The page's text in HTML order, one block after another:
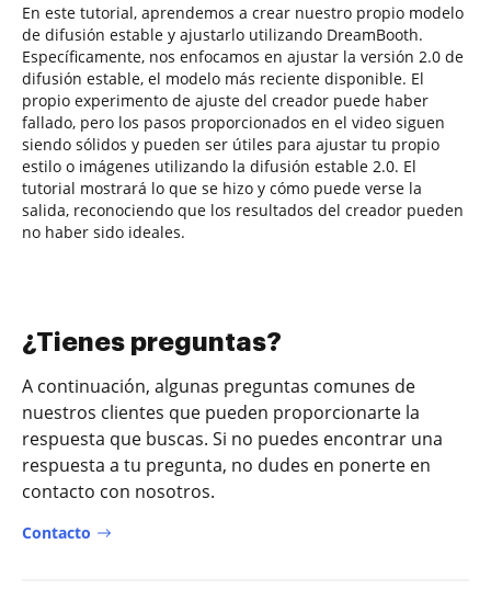
En este tutorial, aprendemos a crear nuestro propio modelo
de difusión estable y ajustarlo utilizando DreamBooth.
Específicamente, nos enfocamos en ajustar la versión 2.0 de
difusión estable, el modelo más reciente disponible. El
propio experimento de ajuste del creador puede haber
fallado, pero los pasos proporcionados en el video siguen
siendo sólidos y pueden ser útiles para ajustar tu propio
estilo o imágenes utilizando la difusión estable 2.0. El
tutorial mostrará lo que se hizo y cómo puede verse la
salida, reconociendo que los resultados del creador pueden
no haber sido ideales.
¿Tienes preguntas?
A continuación, algunas preguntas comunes de
nuestros clientes que pueden proporcionarte la
respuesta que buscas. Si no puedes encontrar una
respuesta a tu pregunta, no dudes en ponerte en
contacto con nosotros.
Contacto